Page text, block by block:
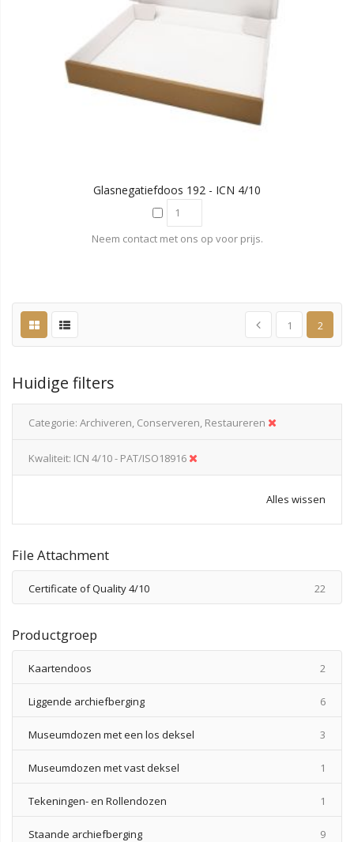
Glasnegatiefdoos 192 - ICN 4/10
Neem contact met ons op voor prijs.
1 2
Huidige filters
Categorie Archiveren, Conserveren, Restaureren
Kwaliteit ICN 4/10 - PAT/ISO18916
Alles wissen
File Attachment
Certificate of Quality 4/10 22
Productgroep
Kaartendoos 2
Liggende archiefberging 6
Museumdozen met een los deksel 3
Museumdozen met vast deksel 1
Tekeningen- en Rollendozen 1
Staande archiefberging 9